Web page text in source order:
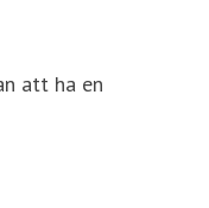
att ha en